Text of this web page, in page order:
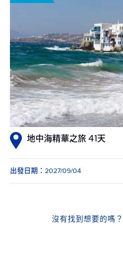
地中海精華之旅 41天
出發日期：2027/09/04
沒有找到想要的嗎？